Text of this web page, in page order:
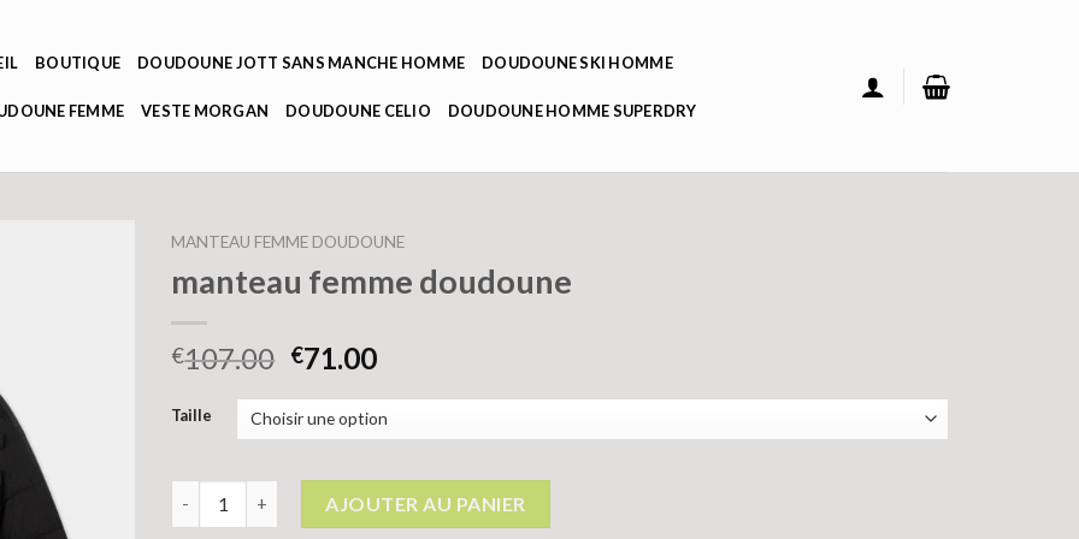
BOUTIQUE DOUDOUNE JOTT SANS MANCHE HOMME DOUDOUNE SKI HOMME
FEMME VESTE MORGAN DOUDOUNE CELIO DOUDOUNE HOMME SUPERDRY
MANTEAU FEMME DOUDOUNE
manteau femme doudoune
€107.00 €71.00
Taille
AJOUTER AU PANIER